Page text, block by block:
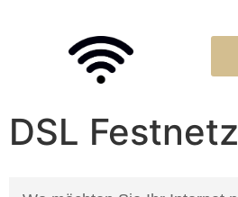
DSL Festnetz